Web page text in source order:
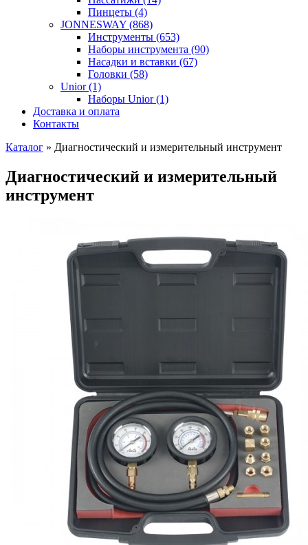
Пинцеты (4)
JONNESWAY (868)
Инструменты (653)
Наборы инструмента (90)
Насадки и вставки (67)
Головки (58)
Unior (1)
Наборы Unior (1)
Доставка и оплата
Контакты
Каталог » Диагностический и измерительный инструмент
Диагностический и измерительный
инструмент